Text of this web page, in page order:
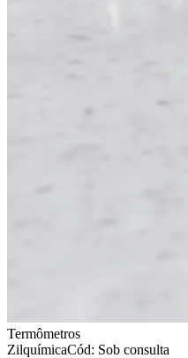
Termômetros
ZilquímicaCód: Sob consulta